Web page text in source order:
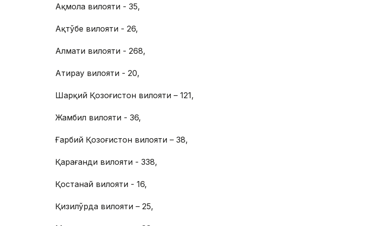
Ақмола вилояти - 35,
Ақтўбе вилояти - 26,
Алмати вилояти - 268,
Атирау вилояти - 20,
Шарқий Қозоғистон вилояти – 121,
Жамбил вилояти - 36,
Ғарбий Қозоғистон вилояти – 38,
Қарағанди вилояти - 338,
Қостанай вилояти - 16,
Қизилўрда вилояти – 25,